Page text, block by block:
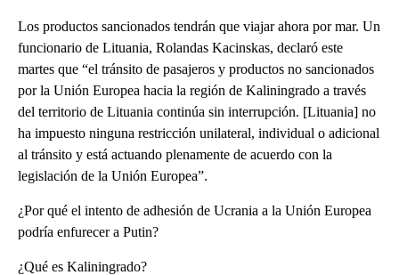
Los productos sancionados tendrán que viajar ahora por mar. Un
funcionario de Lituania, Rolandas Kacinskas, declaró este
martes que “el tránsito de pasajeros y productos no sancionados
por la Unión Europea hacia la región de Kaliningrado a través
del territorio de Lituania continúa sin interrupción. [Lituania] no
ha impuesto ninguna restricción unilateral, individual o adicional
al tránsito y está actuando plenamente de acuerdo con la
legislación de la Unión Europea”.
¿Por qué el intento de adhesión de Ucrania a la Unión Europea
podría enfurecer a Putin?
¿Qué es Kaliningrado?